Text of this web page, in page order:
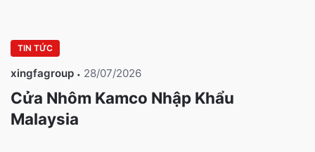
TIN TỨC
xingfagroup 28/07/2026
Cửa Nhôm Kamco Nhập Khẩu
Malaysia